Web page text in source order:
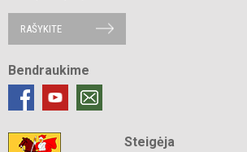
RAŠYKITE
Bendraukime
Steigėja